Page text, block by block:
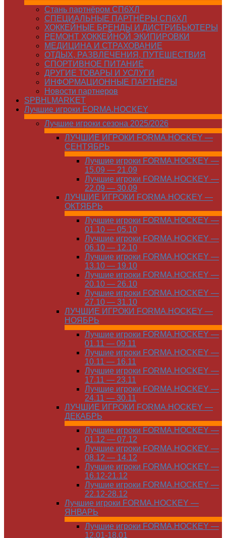
Стань партнёром СПбХЛ
СПЕЦИАЛЬНЫЕ ПАРТНЁРЫ СПбХЛ
ХОККЕЙНЫЕ БРЕНДЫ И ДИСТРИБЬЮТЕРЫ
РЕМОНТ ХОККЕЙНОЙ ЭКИПИРОВКИ
МЕДИЦИНА И СТРАХОВАНИЕ
ОТДЫХ, РАЗВЛЕЧЕНИЯ, ПУТЕШЕСТВИЯ
СПОРТИВНОЕ ПИТАНИЕ
ДРУГИЕ ТОВАРЫ И УСЛУГИ
ИНФОРМАЦИОННЫЕ ПАРТНЁРЫ
Новости партнеров
SPBHLMARKET
Лучшие игроки FORMA.HOCKEY
Лучшие игроки сезона 2025/2026
ЛУЧШИЕ ИГРОКИ FORMA.HOCKEY —
СЕНТЯБРЬ
Лучшие игроки FORMA.HOCKEY —
15.09 — 21.09
Лучшие игроки FORMA.HOCKEY —
22.09 — 30.09
ЛУЧШИЕ ИГРОКИ FORMA.HOCKEY —
ОКТЯБРЬ
Лучшие игроки FORMA.HOCKEY —
01.10 — 05.10
Лучшие игроки FORMA.HOCKEY —
06.10 — 12.10
Лучшие игроки FORMA.HOCKEY —
13.10 — 19.10
Лучшие игроки FORMA.HOCKEY —
20.10 — 26.10
Лучшие игроки FORMA.HOCKEY —
27.10 — 31.10
ЛУЧШИЕ ИГРОКИ FORMA.HOCKEY —
НОЯБРЬ
Лучшие игроки FORMA.HOCKEY —
01.11 — 09.11
Лучшие игроки FORMA.HOCKEY —
10.11 — 16.11
Лучшие игроки FORMA.HOCKEY —
17.11 — 23.11
Лучшие игроки FORMA.HOCKEY —
24.11 — 30.11
ЛУЧШИЕ ИГРОКИ FORMA.HOCKEY —
ДЕКАБРЬ
Лучшие игроки FORMA.HOCKEY —
01.12 — 07.12
Лучшие игроки FORMA.HOCKEY —
08.12 — 14.12
Лучшие игроки FORMA.HOCKEY —
16.12-21.12
Лучшие игроки FORMA.HOCKEY —
22.12-28.12
Лучшие игроки FORMA.HOCKEY —
ЯНВАРЬ
Лучшие игроки FORMA.HOCKEY —
12.01-18.01